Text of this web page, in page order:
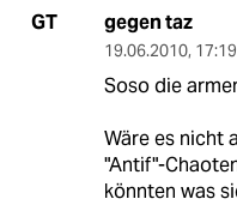
GT gegen taz
19.06.2010,
Soso die
Wäre es nicht
"Antif"-
könnten was